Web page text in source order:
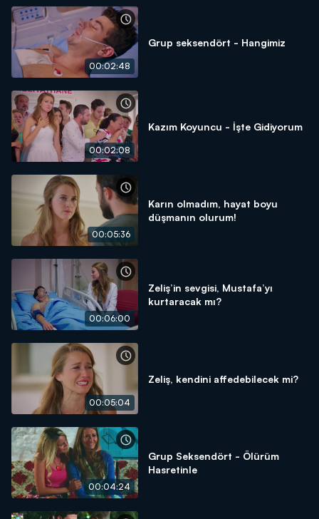
00:02:48
Grup seksendört - Hangimiz
00:02:08
Kazım Koyuncu - İşte Gidiyorum
00:05:36
Karın olmadım, hayat boyu
düşmanın olurum!
00:06:00
Zeliş’in sevgisi, Mustafa’yı
kurtaracak mı?
00:05:04
Zeliş, kendini affedebilecek mi?
00:04:24
Grup Seksendört - Ölürüm
Hasretinle